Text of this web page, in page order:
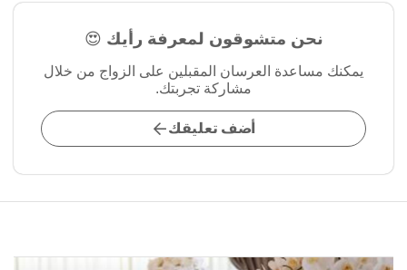
نحن متشوقون لمعرفة رأيك 😍
يمكنك مساعدة العرسان المقبلين على الزواج من خلال
مشاركة تجربتك.
أضف تعليقك